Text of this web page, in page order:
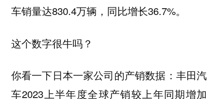
车销量达830.4万辆，同比增长36.7%。‍
这个数字很牛吗？
你看一下日本一家公司的产销数据：丰田汽
车2023上半年度全球产销较上年同期增加